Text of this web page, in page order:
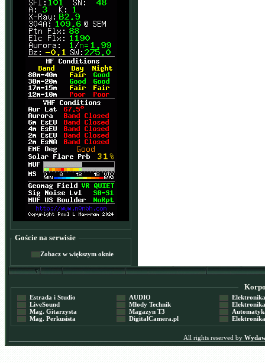
Goście na serwisie
Zobacz w większym oknie
Estrada i Studio
LiveSound
Mag. Gitarzysta
Mag. Perkusista
AUDIO
Młody Technik
Magazyn T3
DigitalCamera.pl
Elektronika
Elektronika
Automatyka
Elektronika
All rights reserved by